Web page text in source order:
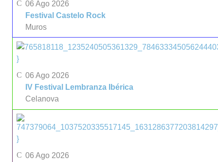
06 Ago 2026
Festival Castelo Rock
Muros
}
06 Ago 2026
IV Festival Lembranza Ibérica
Celanova
}
06 Ago 2026